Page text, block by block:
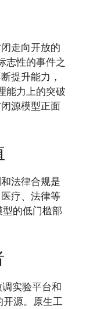
走向开放的
志性的事件之
提升能力，
能力上的突破
源模型正面
法律合规是
疗、法律等
的低门槛部
实验平台和
源。原生工